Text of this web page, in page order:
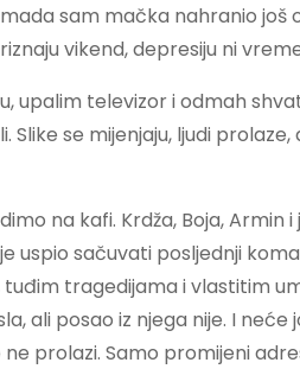
sam mačka nahranio još
vikend, depresiju ni
upalim televizor i odmah
Slike se mijenjaju, ljudi
na kafi. Krdža, Boja,
uspio sačuvati posljednji
tragedijama i vlastitim
ali posao iz njega nije. I
prolazi. Samo promijeni